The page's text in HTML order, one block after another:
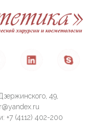
49,
+7 (4112) 402-200